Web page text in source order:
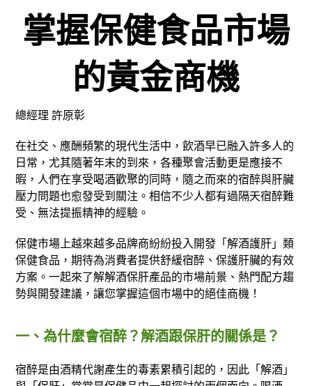
掌握保健食品市場
的黃金商機
總經理 許原彰
在社交、應酬頻繁的現代生活中，飲酒早已融入許多人的
日常，尤其隨著年末的到來，各種聚會活動更是應接不
暇，人們在享受喝酒歡聚的同時，隨之而來的宿醉與肝臟
壓力問題也愈發受到關注。相信不少人都有過隔天宿醉難
受、無法提振精神的經驗。
保健市場上越來越多品牌商紛紛投入開發「解酒護肝」類
保健食品，期待為消費者提供舒緩宿醉、保護肝臟的有效
方案。一起來了解解酒保肝產品的市場前景、熱門配方趨
勢與開發建議，讓您掌握這個市場中的絕佳商機！
一、為什麼會宿醉？解酒跟保肝的關係是？
宿醉是由酒精代謝產生的毒素累積引起的，因此「解酒」